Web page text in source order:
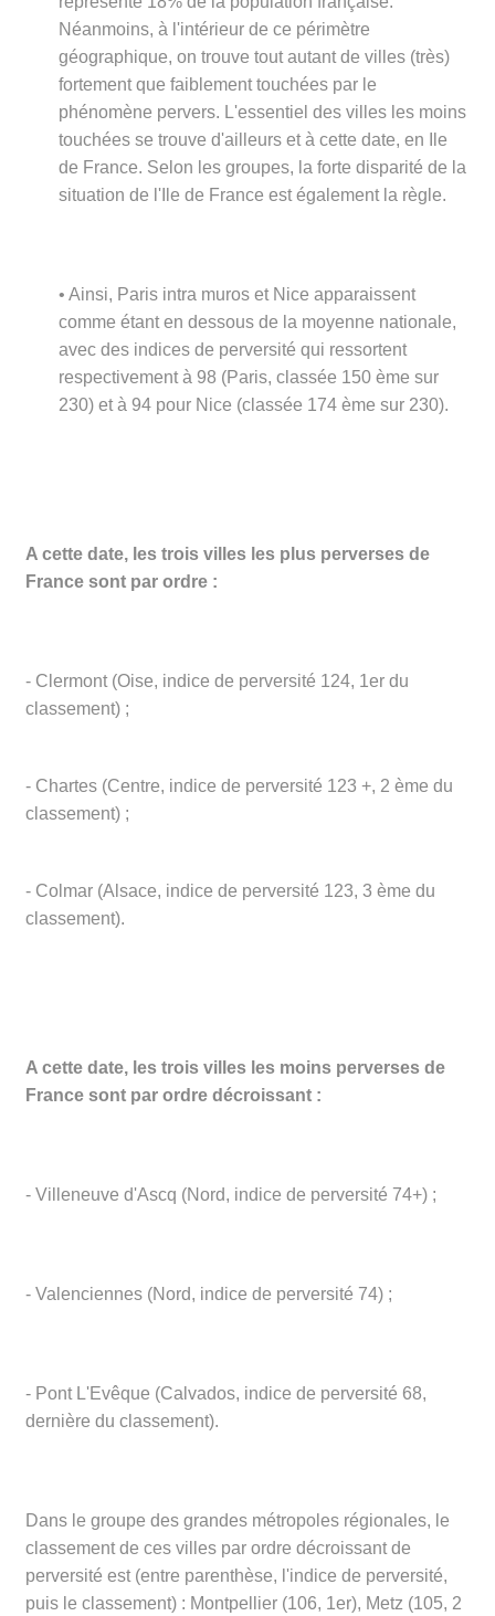
Néanmoins, à l'intérieur de ce périmètre
géographique, on trouve tout autant de villes (très)
fortement que faiblement touchées par le
phénomène pervers. L'essentiel des villes les moins
touchées se trouve d'ailleurs et à cette date, en Ile
de France. Selon les groupes, la forte disparité de la
situation de l'Ile de France est également la règle.
• Ainsi, Paris intra muros et Nice apparaissent
comme étant en dessous de la moyenne nationale,
avec des indices de perversité qui ressortent
respectivement à 98 (Paris, classée 150 ème sur
230) et à 94 pour Nice (classée 174 ème sur 230).
A cette date, les trois villes les plus perverses de
France sont par ordre :
- Clermont (Oise, indice de perversité 124, 1er du
classement) ;
- Chartes (Centre, indice de perversité 123 +, 2 ème du
classement) ;
- Colmar (Alsace, indice de perversité 123, 3 ème du
classement).
A cette date, les trois villes les moins perverses de
France sont par ordre décroissant :
- Villeneuve d'Ascq (Nord, indice de perversité 74+) ;
- Valenciennes (Nord, indice de perversité 74) ;
- Pont L'Evêque (Calvados, indice de perversité 68,
dernière du classement).
Dans le groupe des grandes métropoles régionales, le
classement de ces villes par ordre décroissant de
perversité est (entre parenthèse, l'indice de perversité,
puis le classement) : Montpellier (106, 1er), Metz (105, 2